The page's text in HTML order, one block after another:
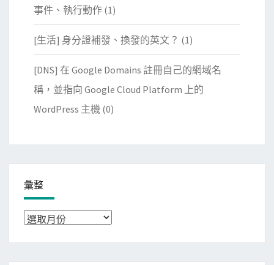
事件、執行動作 (1)
[生活] 身分證補發、換發的英文？ (1)
[DNS] 在 Google Domains 註冊自己的網域名
稱，並指向 Google Cloud Platform 上的
WordPress 主機 (0)
彙整
彙